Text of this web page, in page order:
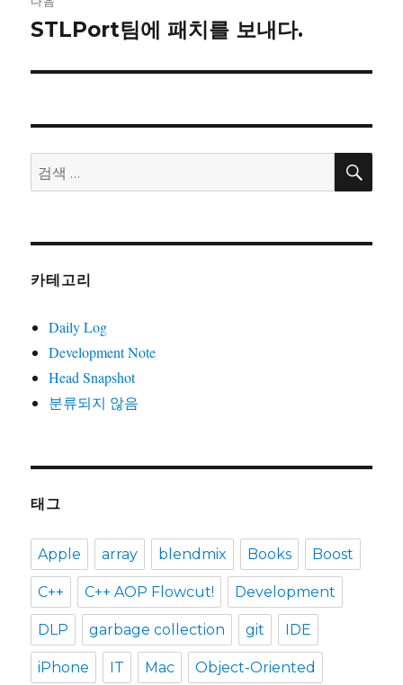
이
션
다
글:
STLPort팀에 패치를 보내다.
검
색:
검
카테고리
Daily Log
Development Note
Head Snapshot
분류되지 않음
태그
Apple array blendmix Books Boost
C++ C++ AOP Flowcut! Development
DLP garbage collection git IDE
iPhone IT Mac Object-Oriented